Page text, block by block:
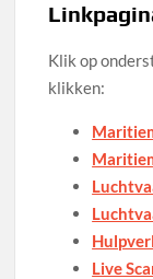
Klik op
klikken:
Live